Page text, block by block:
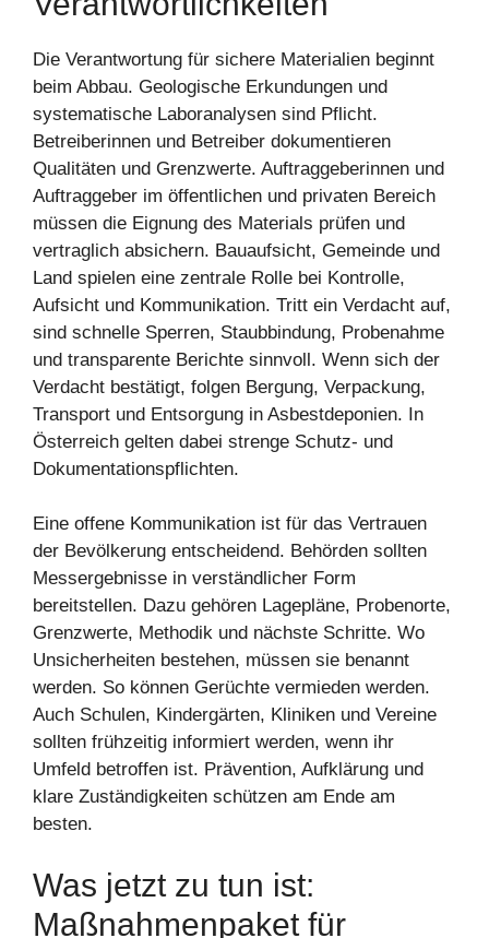
Die Verantwortung für sichere Materialien beginnt
beim Abbau. Geologische Erkundungen und
systematische Laboranalysen sind Pflicht.
Betreiberinnen und Betreiber dokumentieren
Qualitäten und Grenzwerte. Auftraggeberinnen und
Auftraggeber im öffentlichen und privaten Bereich
müssen die Eignung des Materials prüfen und
vertraglich absichern. Bauaufsicht, Gemeinde und
Land spielen eine zentrale Rolle bei Kontrolle,
Aufsicht und Kommunikation. Tritt ein Verdacht auf,
sind schnelle Sperren, Staubbindung, Probenahme
und transparente Berichte sinnvoll. Wenn sich der
Verdacht bestätigt, folgen Bergung, Verpackung,
Transport und Entsorgung in Asbestdeponien. In
Österreich gelten dabei strenge Schutz- und
Dokumentationspflichten.
Eine offene Kommunikation ist für das Vertrauen
der Bevölkerung entscheidend. Behörden sollten
Messergebnisse in verständlicher Form
bereitstellen. Dazu gehören Lagepläne, Probenorte,
Grenzwerte, Methodik und nächste Schritte. Wo
Unsicherheiten bestehen, müssen sie benannt
werden. So können Gerüchte vermieden werden.
Auch Schulen, Kindergärten, Kliniken und Vereine
sollten frühzeitig informiert werden, wenn ihr
Umfeld betroffen ist. Prävention, Aufklärung und
klare Zuständigkeiten schützen am Ende am
besten.
Was jetzt zu tun ist:
Maßnahmenpaket für